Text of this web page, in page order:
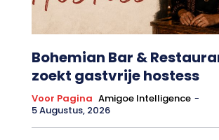
Bohemian Bar &
zoekt gastvrije hostess
Voor Pagina Amigoe Intelligence -
5 Augustus, 2026